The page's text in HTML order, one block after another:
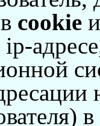
cookie
ip-адресе